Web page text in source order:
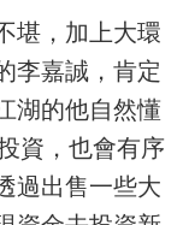
堪，加上大環
李嘉誠，肯定
湖的他自然懂
資，也會有序
過出售一些大